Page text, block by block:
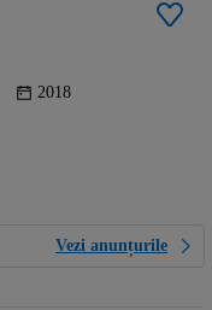
2018
Vezi anunțurile